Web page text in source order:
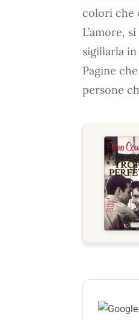
colori che
L’amore,
sigillarla
Pagine
persone